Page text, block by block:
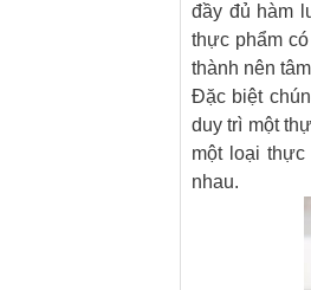
đầy đủ hàm
thực phẩm
thành nên
Đặc biệt
duy trì một
một loại
nhau.